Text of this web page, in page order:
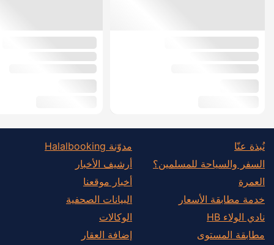
نُبذة عنّا
السفر والسياحة للمسلمين؟
العمرة
خدمة مطابقة الأسعار
نادي الولاء HB
مطابقة المستوى
مدوّنة Halalbooking
أرشيف الأخبار
أخبار موقعنا
البيانات الصحفية
الوكالات
إضافة العقار